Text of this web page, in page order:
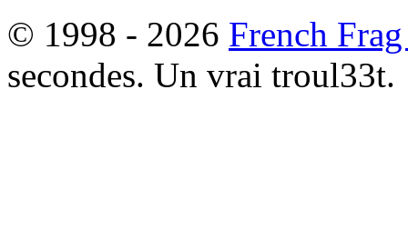
© 1998 - 2026 French
secondes. Un vrai troul33t.